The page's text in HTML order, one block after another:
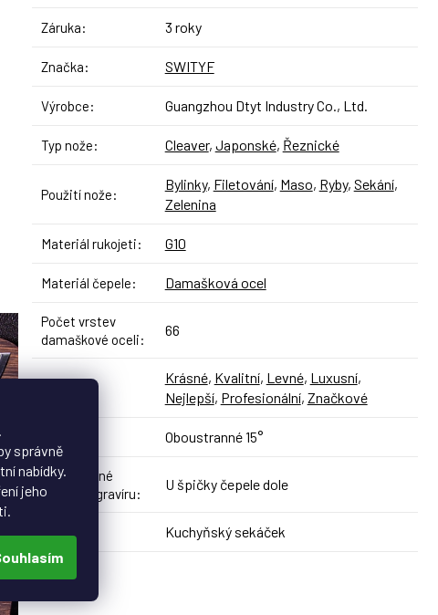
.
správně
nabídky.
jeho
Záruka: 3 roky
Značka: SWITYF
Výrobce: Guangzhou Dtyt Industry Co., Ltd.
Typ nože: Cleaver, Japonské, Řeznické
Použití nože:
Bylinky, Filetování, Maso, Ryby, Sekání,
Zelenina
Materiál rukojeti: G10
Materiál čepele: Damašková ocel
Počet vrstev
damaškové oceli:
66
Krásné, Kvalitní, Levné, Luxusní,
Nejlepší, Profesionální, Značkové
Oboustranné 15°
Doporučené
umístění gravíru:
U špičky čepele dole
Produkt Kuchyňský sekáček